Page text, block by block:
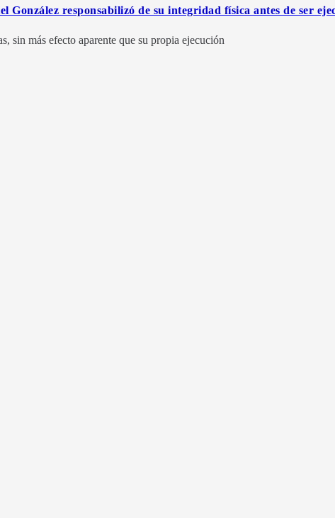
responsabilizó de su integridad física antes de ser
sin más efecto aparente que su propia ejecución